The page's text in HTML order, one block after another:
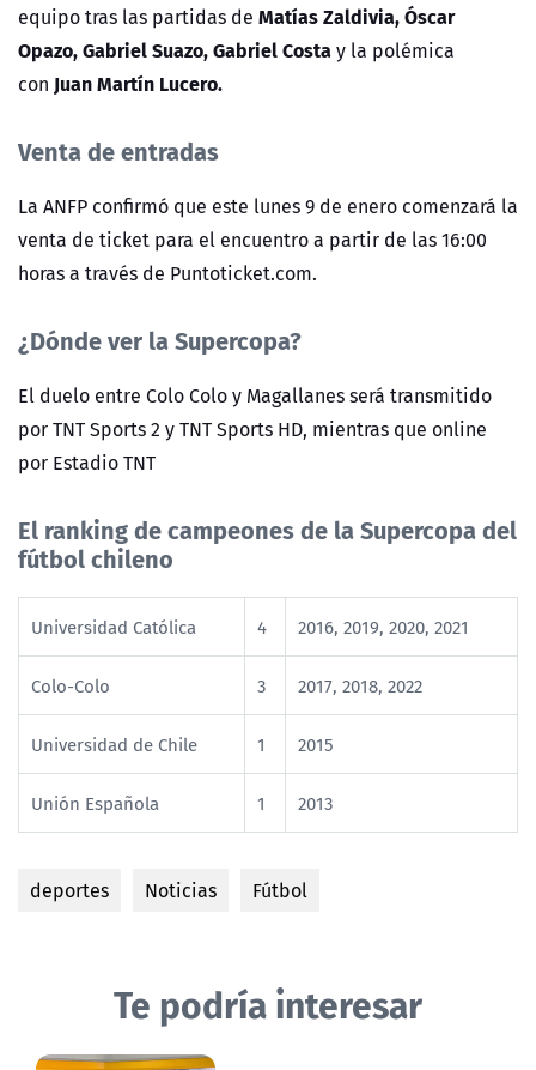
equipo tras las partidas de Matías Zaldivia, Óscar
Opazo, Gabriel Suazo, Gabriel Costay la polémica
con Juan Martín Lucero.
Venta de entradas
La ANFP confirmó que este lunes 9 de enero comenzará la
venta de ticket para el encuentro a partir de las 16:00
horas a través de Puntoticket.com.
¿Dónde ver la Supercopa?
El duelo entre Colo Colo y Magallanes será transmitido
por TNT Sports 2 y TNT Sports HD, mientras que online
por Estadio TNT
El ranking de campeones de la Supercopa del
fútbol chileno
Universidad Católica 4 2016, 2019, 2020, 2021
Colo-Colo 3 2017, 2018, 2022
Universidad de Chile 1 2015
Unión Española 1 2013
deportes Noticias Fútbol
Te podría interesar